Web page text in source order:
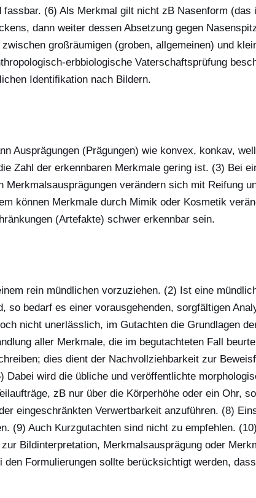
(6) Als Merkmal gilt nicht zB Nasenform
dann weiter dessen Absetzung gegen
großräumigen (groben, allgemeinen) und
erbbiologische Vaterschaftsprüfung
Identifikation nach Bildern.
Ausprägungen (Prägungen) wie konvex, konkav,
Zahl der erkennbaren Merkmale gering ist. (3) Bei
verändern sich mit Reifung
können Merkmale durch Mimik oder Kosmetik
(Artefakte) schwer erkennbar sein.
rein mündlichen vorzuziehen. (2) Ist eine
so bedarf es einer vorausgehenden, sorgfältigen
nicht unerlässlich, im Gutachten die Grundlagen
aller Merkmale, die im begutachteten Fall
dies dient der Nachvollziehbarkeit zur
wird die übliche und veröffentlichte
zB nur über die Körperhöhe oder ein Ohr,
eingeschränkten Verwertbarkeit anzuführen. (8)
(9) Auch Kurzgutachten sind nicht zu empfehlen.
Bildinterpretation, Merkmalsausprägung oder
den Formulierungen sollte berücksichtigt werden,